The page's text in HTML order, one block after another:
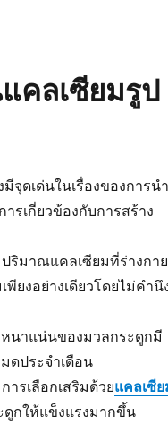
คลเซียมรูป
จุดเด่นในเรื่องของการนำ
รเกี่ยวข้องกับการสร้าง
ริมาณแคลเซียมที่ร่างกาย
ยงอย่างเดียวโดยไม่คำนึ
หนาแน่นของมวลกระดูกมี
ดประจำเดือน
รเลือกเสริมด้วยแคลเซี
กให้แข็งแรงมากขึ้น